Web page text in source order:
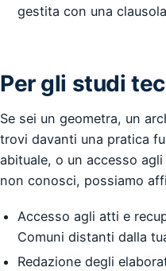
gestita con una clausola
Per gli studi
Se sei un geometra, un
trovi davanti una pratica
abituale, o un accesso
non conosci, possiamo
Accesso agli atti e
Comuni distanti dalla
Redazione degli